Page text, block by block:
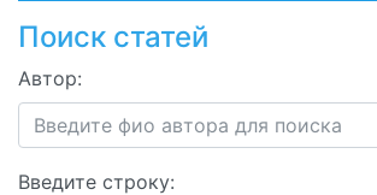
Поиск статей
Автор:
Введите строку: